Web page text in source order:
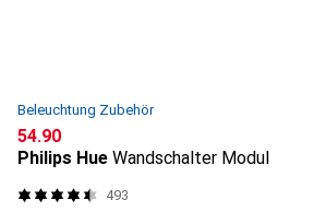
Beleuchtung Zubehör
CHF
54.90
Philips Hue Wandschalter Modul
493